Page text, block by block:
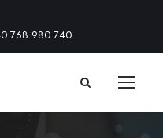
768 980 740